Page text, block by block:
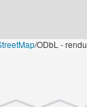
/ODbL - rendu